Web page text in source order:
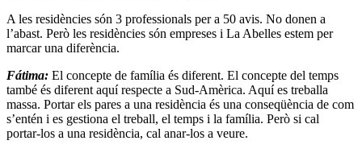
A les residències són 3 professionals per a 50 avis. No donen a
l’abast. Però les residències són empreses i La Abelles estem per
marcar una diferència.
Fátima: El concepte de família és diferent. El concepte del temps
també és diferent aquí respecte a Sud-Amèrica. Aquí es treballa
massa. Portar els pares a una residència és una conseqüència de com
s’entén i es gestiona el treball, el temps i la família. Però si cal
portar-los a una residència, cal anar-los a veure.